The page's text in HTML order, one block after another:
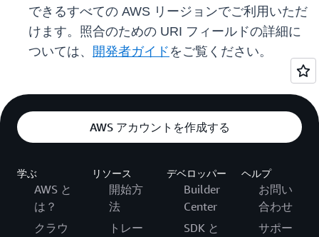
できるすべての AWS リージョンでご利用いただ
けます。照合のための URI フィールドの詳細に
ついては、 開発者ガイド をご覧ください。
AWS アカウントを作成する
学ぶ
AWS と
は？
クラウ
リソース
開始方
法
トレー
デベロッパー
Builder
Center
SDK と
ヘルプ
お問い
合わせ
サポー